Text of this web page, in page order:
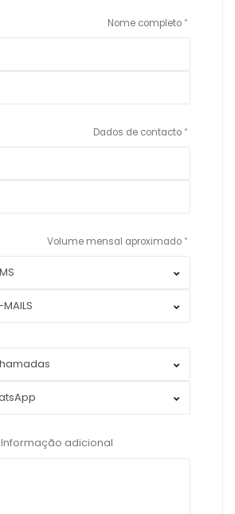
Nome completo
Dados de contacto
Volume mensal aproximado
Informação adicional